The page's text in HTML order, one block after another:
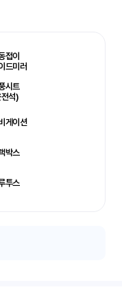
접이
드미러
시트
석)
게이션
박스
투스